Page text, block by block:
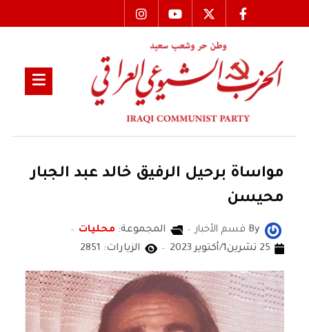
مواساة برحيل الرفيق خالد عبد الجبار
محيسن
By قسم الأخبار المجموعة: محليات
25 تشرين1/أكتوير 2023
الزيارات: 2851